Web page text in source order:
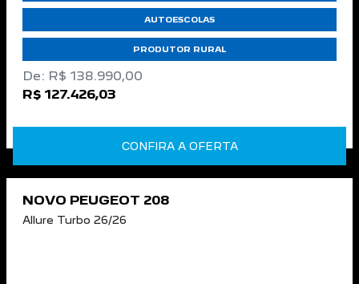
AUTOESCOLAS
PRODUTOR RURAL
De: R$ 138.990,00
R$ 127.426,03
CONFIRA A OFERTA
NOVO PEUGEOT 208
Allure Turbo 26/26